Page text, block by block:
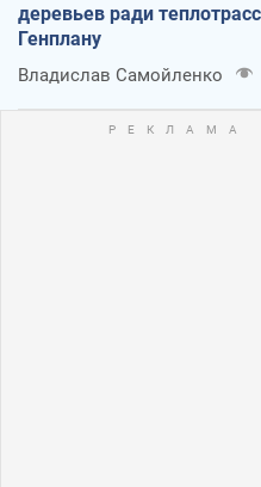
деревьев ради
Генплану
Владислав Самойленко